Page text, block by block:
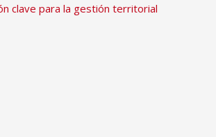
clave para la gestión territorial